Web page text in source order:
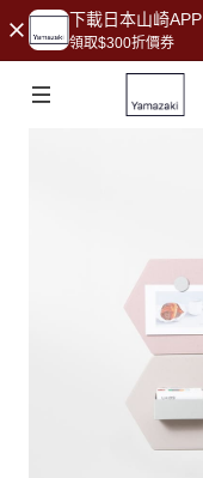
下載日本山崎APP
領取$300折價券